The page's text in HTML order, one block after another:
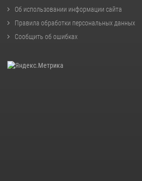
Об использовании информации сайта
Правила обработки персональных данных
Сообщить об ошибках